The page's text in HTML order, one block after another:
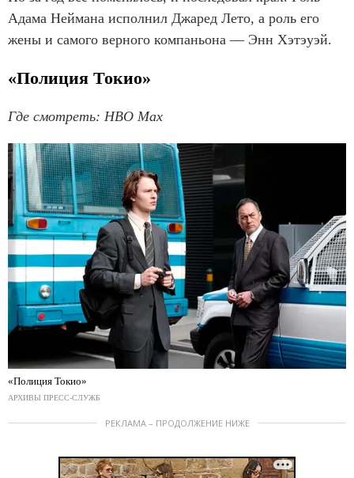
Адама Неймана исполнил Джаред Лето, а роль его
жены и самого верного компаньона — Энн Хэтэуэй.
«Полиция Токио»
Где смотреть: HBO Max
«Полиция Токио»
АРХИВЫ ПРЕСС-СЛУЖБ
РЕКЛАМА – ПРОДОЛЖЕНИЕ НИЖЕ